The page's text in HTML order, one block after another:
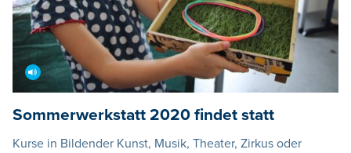
Sommerwerkstatt 2020 findet statt
Kurse in Bildender Kunst, Musik, Theater, Zirkus oder